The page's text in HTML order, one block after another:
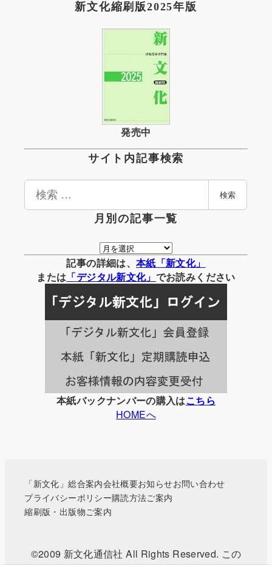
新文化縮刷版2025年版
発売中
サイト内記事検索
検
検索
月別の記事一覧
月
別
の
事
一
覧
記事の詳細は、 本紙「新文化」
または 「デジタル新文化」 でお読みください
本紙バックナンバーの購入はこちら
HOMEへ
「新文化」総合案内会社概要お知らせお問い合わせ
プライバシーポリシー購読方法ご案内
縮刷版・出版物ご案内
©2009 新文化通信社 All Rights Reserved. この